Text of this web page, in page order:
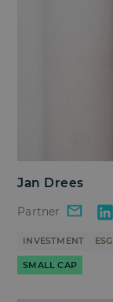
Jan Drees
Partner
INVESTMENT ESG
SMALL CAP